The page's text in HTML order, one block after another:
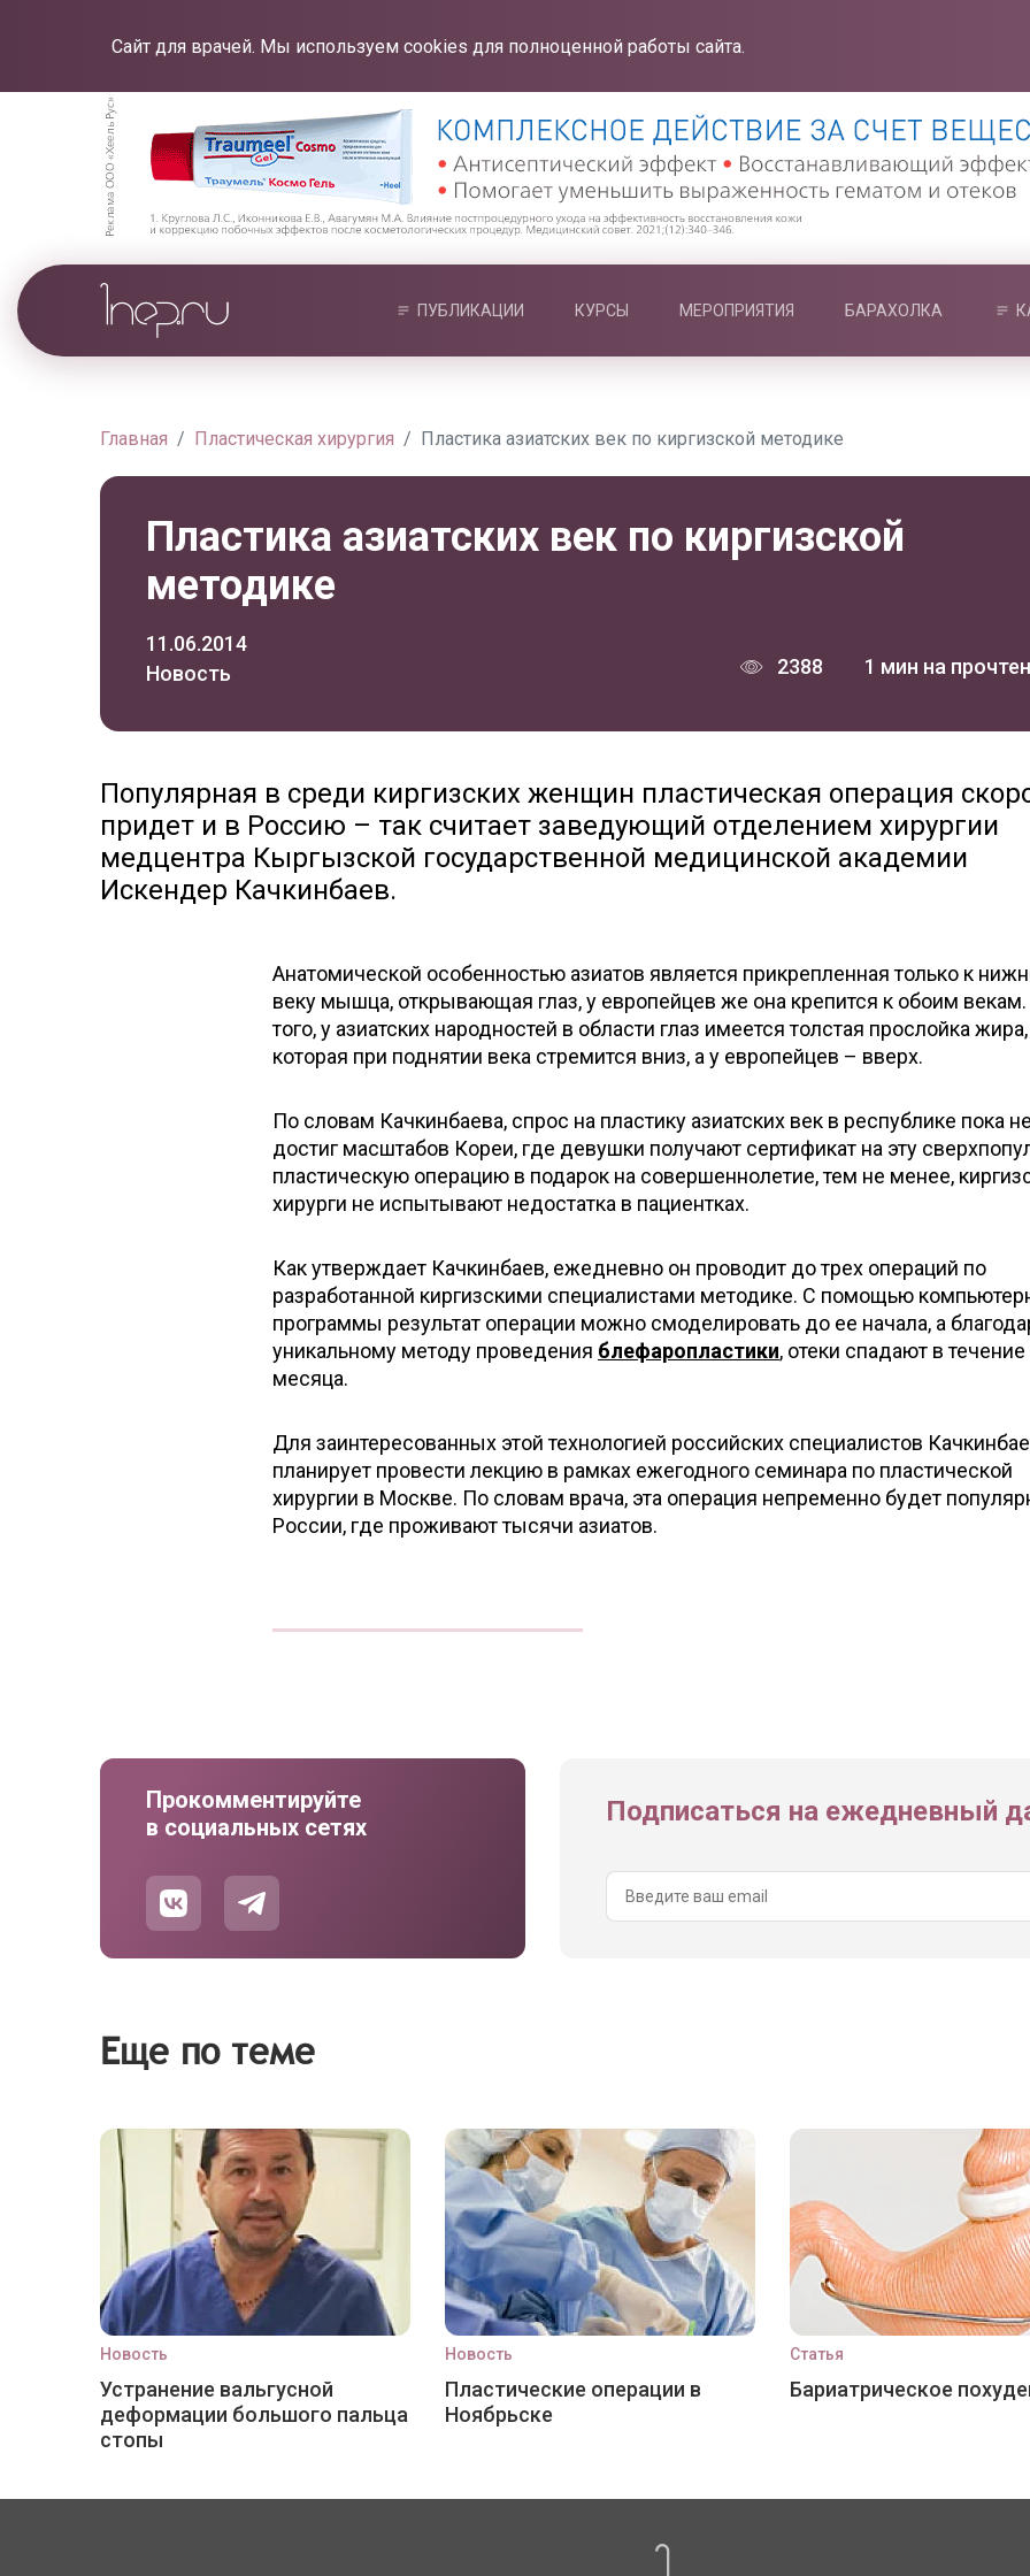
Сайт для врачей. Мы используем cookies для полноценной работы сайта.
ПУБЛИКАЦИИ КУРСЫ МЕРОПРИЯТИЯ БАРАХОЛКА
Главная Пластическая хирургия Пластика азиатских век по киргизской методике
Пластика азиатских век по киргизской
методике
11.06.2014
Новость
2388 1 мин на
Популярная в среди киргизских женщин пластическая операция
придет и в Россию – так считает заведующий отделением хирургии
медцентра Кыргызской государственной медицинской академии
Искендер Качкинбаев.
Анатомической особенностью азиатов является прикрепленная только к
веку мышца, открывающая глаз, у европейцев же она крепится к обоим
того, у азиатских народностей в области глаз имеется толстая прослойка жира,
которая при поднятии века стремится вниз, а у европейцев – вверх.
По словам Качкинбаева, спрос на пластику азиатских век в республике пока не
достиг масштабов Кореи, где девушки получают сертификат на эту
пластическую операцию в подарок на совершеннолетие, тем не менее,
хирурги не испытывают недостатка в пациентках.
Как утверждает Качкинбаев, ежедневно он проводит до трех операций по
разработанной киргизскими специалистами методике. С помощью
программы результат операции можно смоделировать до ее начала, а
уникальному методу проведения блефаропластики, отеки спадают в течение
месяца.
Для заинтересованных этой технологией российских специалистов
планирует провести лекцию в рамках ежегодного семинара по пластической
хирургии в Москве. По словам врача, эта операция непременно будет
России, где проживают тысячи азиатов.
Прокомментируйте
в социальных сетях
Подписаться на ежедневный
Еще по теме
Новость
Устранение вальгусной
деформации большого пальца
стопы
Новость
Пластические операции в
Ноябрьске
Статья
Бариатрическое